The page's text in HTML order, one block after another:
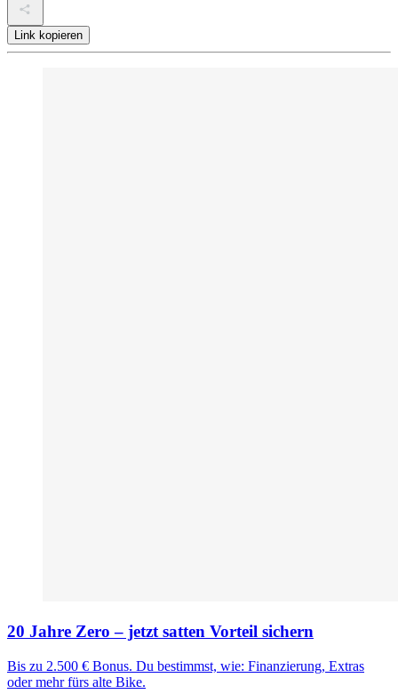
Link kopieren
20 Jahre Zero – jetzt satten Vorteil sichern
Bis zu 2.500 € Bonus. Du bestimmst, wie: Finanzierung, Extras
oder mehr fürs alte Bike.